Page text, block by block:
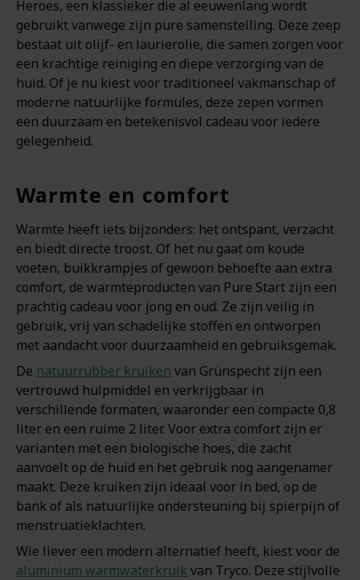
Heroes, een klassieker die al eeuwenlang wordt
gebruikt vanwege zijn pure samenstelling. Deze zeep
bestaat uit olijf- en laurierolie, die samen zorgen voor
een krachtige reiniging en diepe verzorging van de
huid. Of je nu kiest voor traditioneel vakmanschap of
moderne natuurlijke formules, deze zepen vormen
een duurzaam en betekenisvol cadeau voor iedere
gelegenheid.
Warmte en comfort
Warmte heeft iets bijzonders: het ontspant, verzacht
en biedt directe troost. Of het nu gaat om koude
voeten, buikkrampjes of gewoon behoefte aan extra
comfort, de warmteproducten van Pure Start zijn een
prachtig cadeau voor jong en oud. Ze zijn veilig in
gebruik, vrij van schadelijke stoffen en ontworpen
met aandacht voor duurzaamheid en gebruiksgemak.
De natuurrubber kruiken van Grünspecht zijn een
vertrouwd hulpmiddel en verkrijgbaar in
verschillende formaten, waaronder een compacte 0,8
liter en een ruime 2 liter. Voor extra comfort zijn er
varianten met een biologische hoes, die zacht
aanvoelt op de huid en het gebruik nog aangenamer
maakt. Deze kruiken zijn ideaal voor in bed, op de
bank of als natuurlijke ondersteuning bij spierpijn of
menstruatieklachten.
Wie liever een modern alternatief heeft, kiest voor de
aluminium warmwaterkruikvan Tryco. Deze stijlvolle